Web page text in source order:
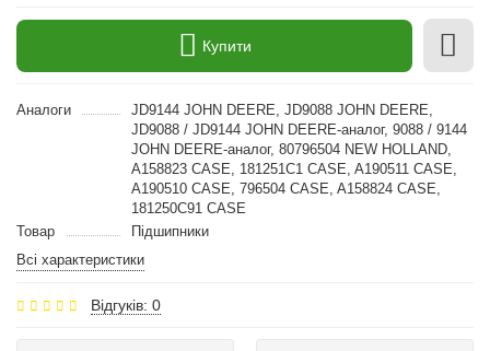
Купити
Аналоги
JD9144 JOHN DEERE, JD9088 JOHN DEERE,
JD9088 / JD9144 JOHN DEERE-аналог, 9088 / 9144
JOHN DEERE-аналог, 80796504 NEW HOLLAND,
A158823 CASE, 181251C1 CASE, A190511 CASE,
A190510 CASE, 796504 CASE, A158824 CASE,
181250C91 CASE
Товар
Підшипники
Всі характеристики
Відгуків: 0